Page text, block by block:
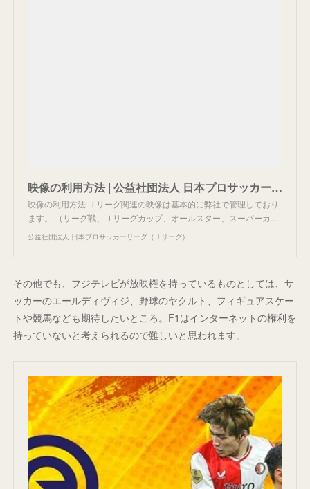
映像の利用方法 | 公益社団法人 日本プロサッカーリーグ（Ｊリーグ）
映像の利用方法 Ｊリーグ関連の映像は基本的に弊社で管理しており
ます。 （リーグ戦、Ｊリーグカップ、オールスター、スーパーカ…
公益社団法人 日本プロサッカーリーグ（Ｊリーグ）
その他でも、フジテレビが放映権を持っているものとしては、サ
ッカーのエールディヴィジ、野球のヤクルト、フィギュアスケー
トや競馬なども期待したいところ。F1はインターネットの権利を
持っていないと考えられるので難しいと思われます。